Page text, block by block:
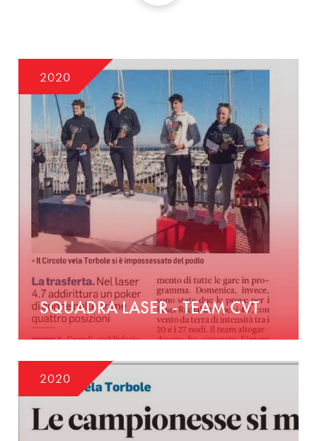
2020
SQUADRA LASER - TEAM CVT
2020